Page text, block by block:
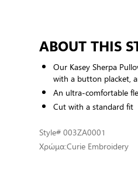
ABOUT THIS
Our Kasey Sherpa
with a button placket,
An ultra-comfortable
Cut with a standard fit
Style# 003ZA0001
Χρώμα:Curie Embroidery